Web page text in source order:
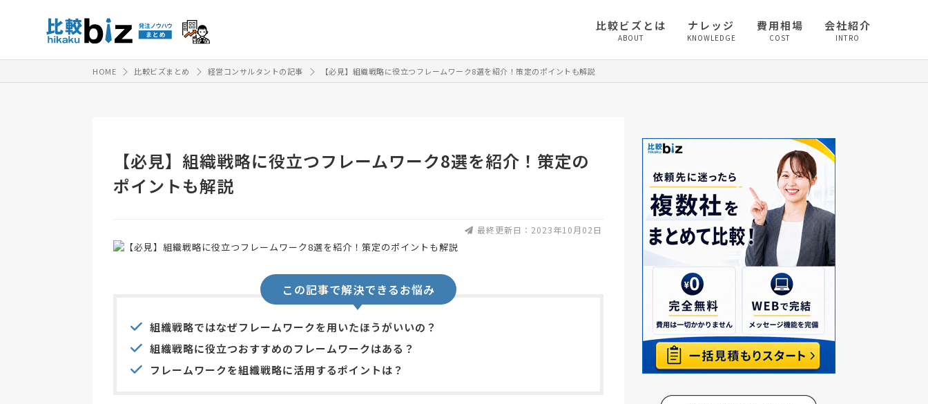
比較ビズとは
ABOUT
ナレッジ
KNOWLEDGE
費用相場
COST
会社紹介
INTRO
HOME 比較ビズまとめ 経営コンサルタントの記事 【必見】組織戦略に役立つフレームワーク8選を紹介！策定のポイントも解説
【必見】組織戦略に役立つフレームワーク8選を紹介！策定の
ポイントも解説
最終更新日：2023年10月02日
この記事で解決できるお悩み
組織戦略ではなぜフレームワークを用いたほうがいいの？
組織戦略に役立つおすすめのフレームワークはある？
フレームワークを組織戦略に活用するポイントは？